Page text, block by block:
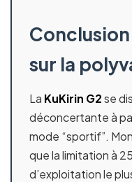
sur la
La KuKirin G2se
déconcertante à
mode “sportif”.
que la limitation à
d’exploitation le